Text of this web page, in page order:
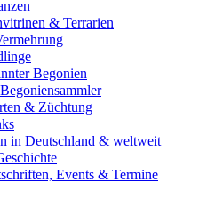
& Terrarien
Begonien
& Züchtung
in Deutschland & weltweit
Events & Termine